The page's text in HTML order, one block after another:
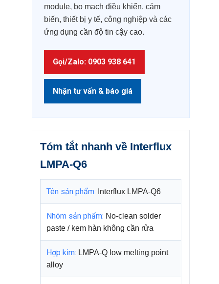
module, bo mạch điều khiển, cảm
biến, thiết bị y tế, công nghiệp và các
ứng dụng cần độ tin cậy cao.
Gọi/Zalo: 0903 938 641
Nhận tư vấn & báo giá
Tóm tắt nhanh về Interflux
LMPA-Q6
Tên sản phẩm: Interflux LMPA-Q6
Nhóm sản phẩm: No-clean solder
paste / kem hàn không cần rửa
Hợp kim: LMPA-Q low melting point
alloy